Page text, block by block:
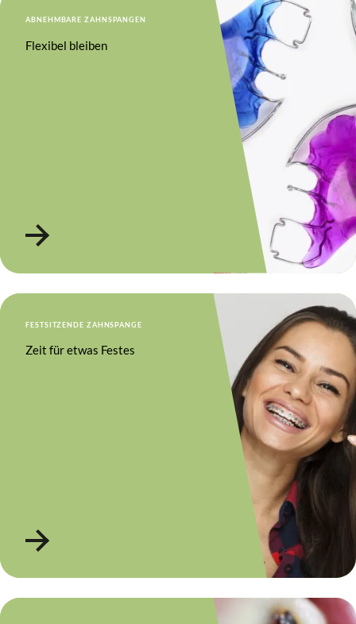
ABNEHMBARE ZAHNSPANGEN
Flexibel bleiben
FESTSITZENDE ZAHNSPANGE
Zeit für etwas Festes